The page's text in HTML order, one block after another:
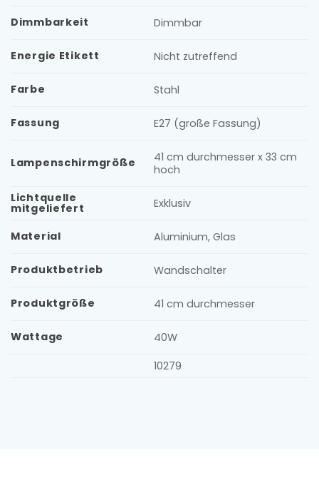
Dimmbarkeit Dimmbar
Energie Etikett Nicht zutreffend
Farbe Stahl
Fassung E27 (große Fassung)
Lampenschirmgröße
41 cm durchmesser x 33 cm
hoch
Lichtquelle
mitgeliefert Exklusiv
Material Aluminium, Glas
Produktbetrieb Wandschalter
Produktgröße 41 cm durchmesser
Wattage
40W
10279